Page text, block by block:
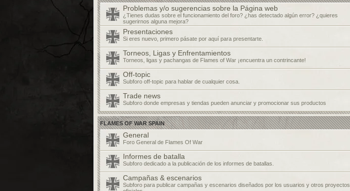
Problemas y/o sugerencias sobre la Página web
¿Tienes dudas sobre el funcionamiento del foro? ¿has detectado algún error? ¿quieres
sugerirnos alguna mejora?
Presentaciones
Si eres nuevo, primero pásate por aquí para presentarte.
Torneos, Ligas y Enfrentamientos
Torneos, ligas y pachangas de Flames of War ¡encuentra un contrincante!
Off-topic
Subforo off-topic para hablar de cualquier cosa.
Trade news
Subforo donde empresas y tiendas pueden anunciar y promocionar sus productos
FLAMES OF WAR SPAIN
General
Foro General de Flames Of War
Informes de batalla
Subforo dedicado a la publicación de los informes de batallas.
Campañas & escenarios
Subforo para publicar campañas y escenarios diseñados por los usuarios y otros proyectos